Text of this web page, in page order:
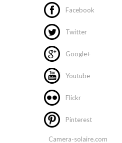
Facebook
Twitter
Google+
Youtube
Flickr
Pinterest
Camera-solaire.com